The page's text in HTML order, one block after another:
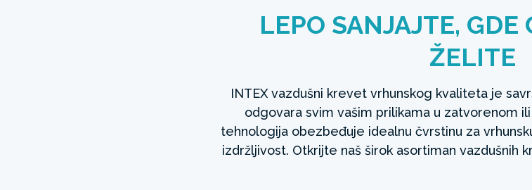
LEPO SANJAJTE, GDE
ŽELITE
INTEX vazdušni krevet vrhunskog kvaliteta je
odgovara svim vašim prilikama u zatvorenom
tehnologija obezbeđuje idealnu čvrstinu za
izdržljivost. Otkrijte naš širok asortiman vazdušnih